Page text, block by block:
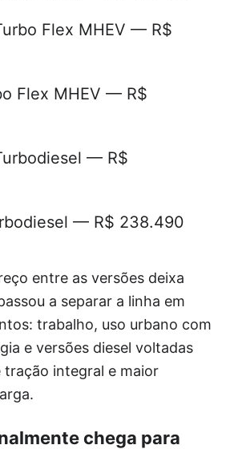
Flex MHEV — R$
Flex MHEV — R$
— R$
— R$ 238.490
entre as versões deixa
a separar a linha em
trabalho, uso urbano com
e versões diesel voltadas
tração integral e maior
chega para